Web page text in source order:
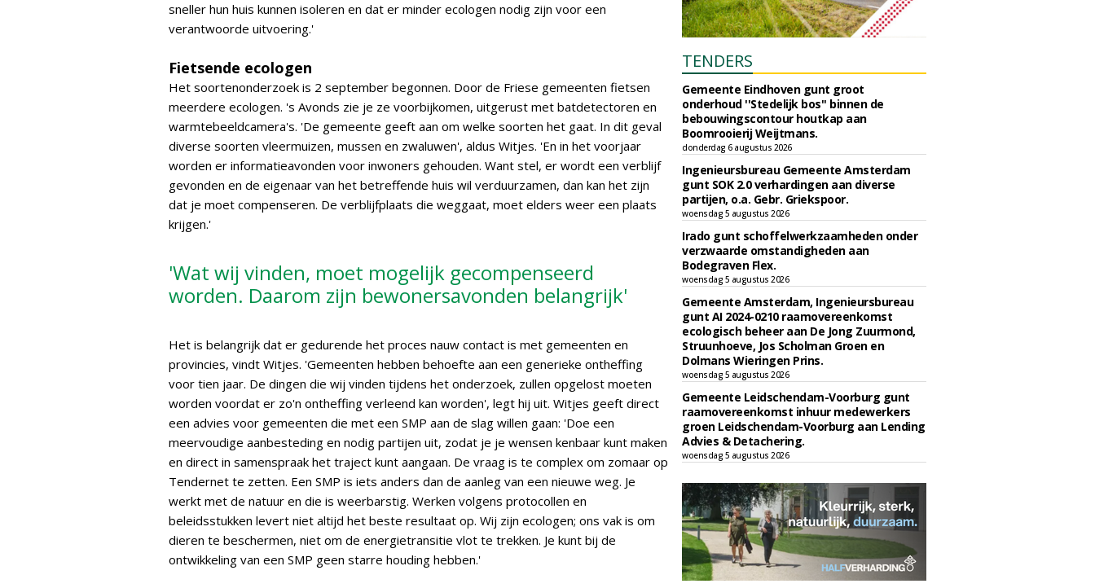
sneller hun huis kunnen isoleren en dat er minder ecologen nodig zijn voor een
verantwoorde uitvoering.'
Fietsende ecologen
Het soortenonderzoek is 2 september begonnen. Door de Friese gemeenten fietsen
meerdere ecologen. 's Avonds zie je ze voorbijkomen, uitgerust met batdetectoren en
warmtebeeldcamera's. 'De gemeente geeft aan om welke soorten het gaat. In dit geval
diverse soorten vleermuizen, mussen en zwaluwen', aldus Witjes. 'En in het voorjaar
worden er informatieavonden voor inwoners gehouden. Want stel, er wordt een verblijf
gevonden en de eigenaar van het betreffende huis wil verduurzamen, dan kan het zijn
dat je moet compenseren. De verblijfplaats die weggaat, moet elders weer een plaats
krijgen.'
'Wat wij vinden, moet mogelijk gecompenseerd
worden. Daarom zijn bewonersavonden belangrijk'
Het is belangrijk dat er gedurende het proces nauw contact is met gemeenten en
provincies, vindt Witjes. 'Gemeenten hebben behoefte aan een generieke ontheffing
voor tien jaar. De dingen die wij vinden tijdens het onderzoek, zullen opgelost moeten
worden voordat er zo'n ontheffing verleend kan worden', legt hij uit. Witjes geeft direct
een advies voor gemeenten die met een SMP aan de slag willen gaan: 'Doe een
meervoudige aanbesteding en nodig partijen uit, zodat je je wensen kenbaar kunt maken
en direct in samenspraak het traject kunt aangaan. De vraag is te complex om zomaar op
Tendernet te zetten. Een SMP is iets anders dan de aanleg van een nieuwe weg. Je
werkt met de natuur en die is weerbarstig. Werken volgens protocollen en
beleidsstukken levert niet altijd het beste resultaat op. Wij zijn ecologen; ons vak is om
dieren te beschermen, niet om de energietransitie vlot te trekken. Je kunt bij de
ontwikkeling van een SMP geen starre houding hebben.'
TENDERS
Gemeente Eindhoven gunt groot
onderhoud ''Stedelijk bos'' binnen de
bebouwingscontour houtkap aan
Boomrooierij Weijtmans.
donderdag 6 augustus 2026
Ingenieursbureau Gemeente Amsterdam
gunt SOK 2.0 verhardingen aan diverse
partijen, o.a. Gebr. Griekspoor.
woensdag 5 augustus 2026
Irado gunt schoffelwerkzaamheden onder
verzwaarde omstandigheden aan
Bodegraven Flex.
woensdag 5 augustus 2026
Gemeente Amsterdam, Ingenieursbureau
gunt AI 2024-0210 raamovereenkomst
ecologisch beheer aan De Jong Zuurmond,
Struunhoeve, Jos Scholman Groen en
Dolmans Wieringen Prins.
woensdag 5 augustus 2026
Gemeente Leidschendam-Voorburg gunt
raamovereenkomst inhuur medewerkers
groen Leidschendam-Voorburg aan Lending
Advies & Detachering.
woensdag 5 augustus 2026